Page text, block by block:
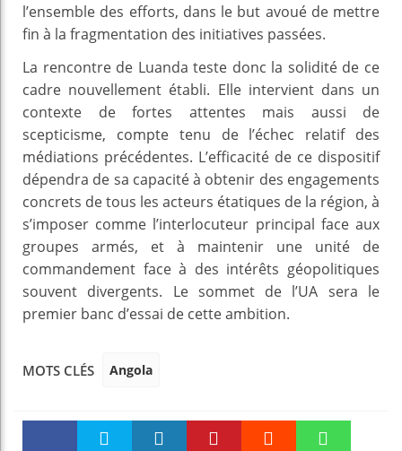
l’ensemble des efforts, dans le but avoué de mettre
fin à la fragmentation des initiatives passées.
La rencontre de Luanda teste donc la solidité de ce
cadre nouvellement établi. Elle intervient dans un
contexte de fortes attentes mais aussi de
scepticisme, compte tenu de l’échec relatif des
médiations précédentes. L’efficacité de ce dispositif
dépendra de sa capacité à obtenir des engagements
concrets de tous les acteurs étatiques de la région, à
s’imposer comme l’interlocuteur principal face aux
groupes armés, et à maintenir une unité de
commandement face à des intérêts géopolitiques
souvent divergents. Le sommet de l’UA sera le
premier banc d’essai de cette ambition.
MOTS CLÉS Angola